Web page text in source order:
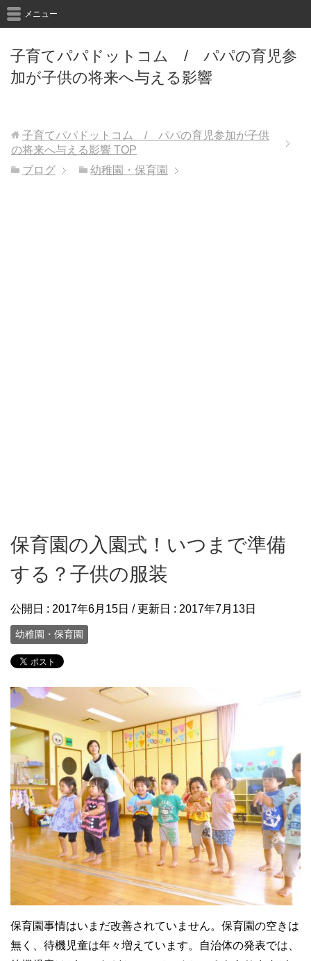
子育てパパドットコム / パパの育児参
加が子供の将来へ与える影響
メニュー
子育てパパドットコム / パパの育児参加が子供
の将来へ与える影響 TOP
ブログ
幼稚園・保育園
保育園の入園式！いつまで準備
する？子供の服装
公開日 : 2017年6月15日 / 更新日 : 2017年7月13日
幼稚園・保育園
保育園事情はいまだ改善されていません。保育園の空きは
無く、待機児童は年々増えています。自治体の発表では、